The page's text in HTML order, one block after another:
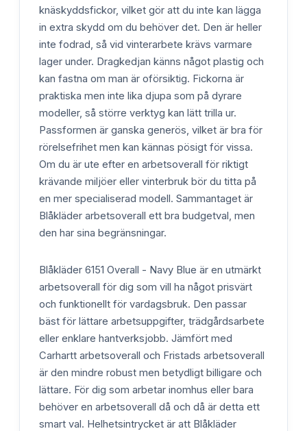
knäskyddsfickor, vilket gör att du inte kan lägga
in extra skydd om du behöver det. Den är heller
inte fodrad, så vid vinterarbete krävs varmare
lager under. Dragkedjan känns något plastig och
kan fastna om man är oförsiktig. Fickorna är
praktiska men inte lika djupa som på dyrare
modeller, så större verktyg kan lätt trilla ur.
Passformen är ganska generös, vilket är bra för
rörelsefrihet men kan kännas pösigt för vissa.
Om du är ute efter en arbetsoverall för riktigt
krävande miljöer eller vinterbruk bör du titta på
en mer specialiserad modell. Sammantaget är
Blåkläder arbetsoverall ett bra budgetval, men
den har sina begränsningar.
Blåkläder 6151 Overall - Navy Blue är en utmärkt
arbetsoverall för dig som vill ha något prisvärt
och funktionellt för vardagsbruk. Den passar
bäst för lättare arbetsuppgifter, trädgårdsarbete
eller enklare hantverksjobb. Jämfört med
Carhartt arbetsoverall och Fristads arbetsoverall
är den mindre robust men betydligt billigare och
lättare. För dig som arbetar inomhus eller bara
behöver en arbetsoverall då och då är detta ett
smart val. Helhetsintrycket är att Blåkläder